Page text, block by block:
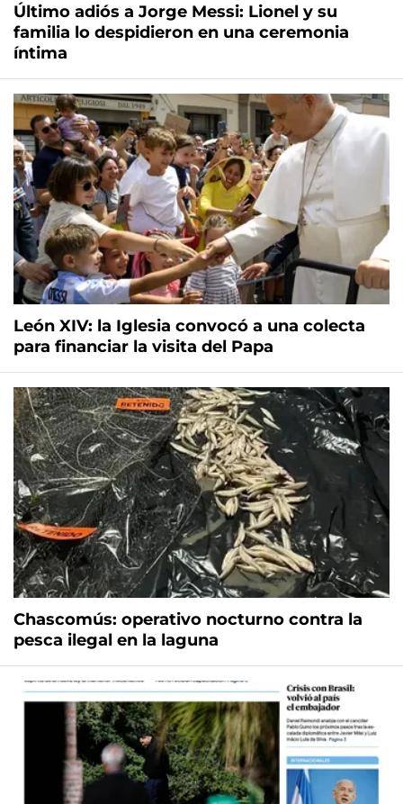
Último adiós a Jorge Messi: Lionel y su
familia lo despidieron en una ceremonia
íntima
León XIV: la Iglesia convocó a una colecta
para financiar la visita del Papa
Chascomús: operativo nocturno contra la
pesca ilegal en la laguna